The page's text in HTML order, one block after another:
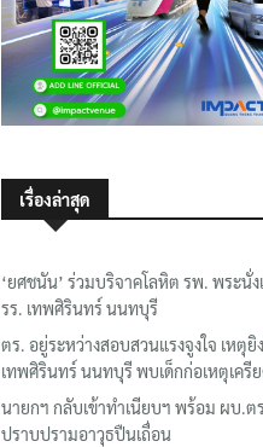
เรื่องล่าสุด
‘ยศชนัน’ ร่วมบริจาคโลหิต รพ. พระนั่ง
รร. เทพศิรินทร์ นนทบุรี
ตร. อยู่ระหว่างสอบสวนแรงจูงใจ เหตุยิ
เทพศิรินทร์ นนทบุรี พบเด็กก่อเหตุเครีย
นายกฯ กลับเข้าทำเนียบฯ พร้อม ผบ.
ปราบปรามอาวุธปืนเถื่อน